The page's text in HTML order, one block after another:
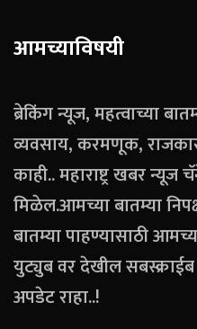
आमच्याविषयी
ब्रेकिंग न्यूज, महत्वाच्या
व्यवसाय, करमणूक,
काही.. महाराष्ट्र खबर
मिळेल.आमच्या बातम्या
बातम्या पाहण्यासाठी
युट्युब वर देखील
अपडेट राहा..!